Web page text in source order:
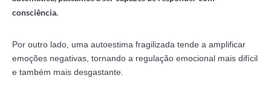
consciência.
Por outro lado, uma autoestima fragilizada tende a amplificar
emoções negativas, tornando a regulação emocional mais difícil
e também mais desgastante.